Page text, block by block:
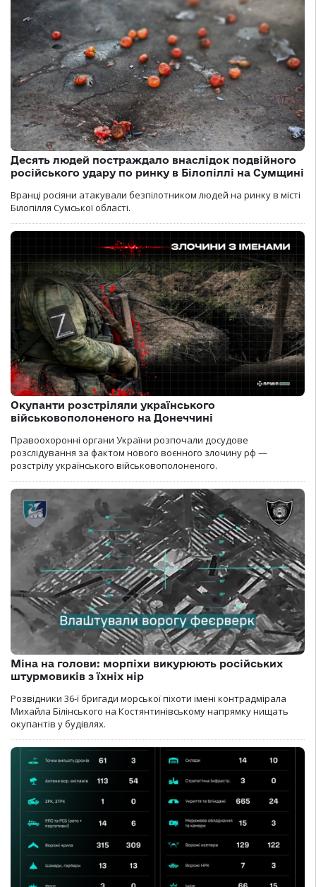
Десять людей постраждало внаслідок подвійного
російського удару по ринку в Білопіллі на Сумщині
Вранці росіяни атакували безпілотником людей на ринку в місті
Білопілля Сумської області.
Окупанти розстріляли українського
військовополоненого на Донеччині
Правоохоронні органи України розпочали досудове
розслідування за фактом нового воєнного злочину рф —
розстрілу українського військовополоненого.
Міна на голови: морпіхи викурюють російських
штурмовиків з їхніх нір
Розвідники 36-ї бригади морської піхоти імені контрадмірала
Михайла Білінського на Костянтинівському напрямку нищать
окупантів у будівлях.